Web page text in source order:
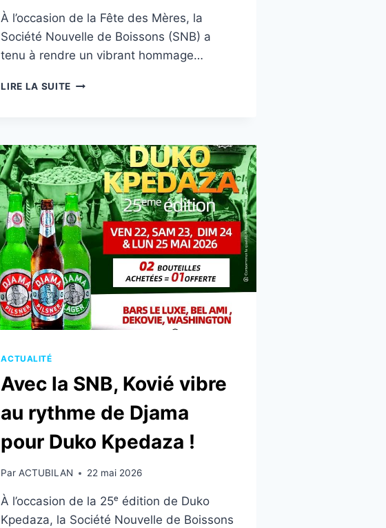
À l’occasion de la Fête des Mères, la
Société Nouvelle de Boissons (SNB) a
tenu à rendre un vibrant hommage…
LIRE LA SUITE LA
HÉROÏNES
DU
QUOTIDIEN
ACTUALITÉ
Avec la SNB, Kovié vibre
au rythme de Djama
pour Duko Kpedaza !
Par ACTUBILAN 22 mai 2026
À l’occasion de la 25ᵉ édition de Duko
Kpedaza, la Société Nouvelle de Boissons